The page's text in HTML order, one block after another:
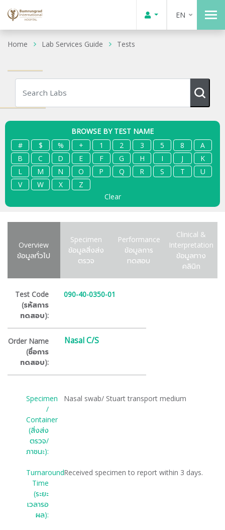
EN
Home Lab Services Guide Tests
BROWSE BY TEST NAME
#
$ % + 1 2 3 5 8
A
B
C D E F G H I J
K
L
M N O P Q R S T
U
V
W X
Z
Clear
Overview
ข้อมูลทั่วไป
Specimen
ข้อมูลสิ่งส่ง
ตรวจ
Performance
ข้อมูลการ
ทดสอบ
Clinical &
Interpretation
ข้อมูลทาง
คลินิก
Test Code
(รหัสการ
ทดสอบ):
090-40-0350-01
Order Name
(ชื่อการ
ทดสอบ):
Nasal C/S
Specimen
/
Container
(สิ่งส่ง
ตรวจ/
ภาชนะ):
Nasal swab/ Stuart transport medium
Turnaround
Time
(ระยะ
เวลารอ
ผล):
Received specimen to report within 3 days.